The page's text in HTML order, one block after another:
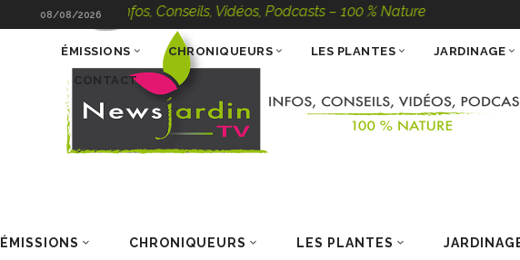
08/08/2026– Infos, Conseils, Vidéos, Podcasts – 100 % Nature
ÉMISSIONS CHRONIQUEURS LES PLANTES
ÉMISSIONS CHRONIQUEURS LES PLANTES JARDINAGE
CONTACT